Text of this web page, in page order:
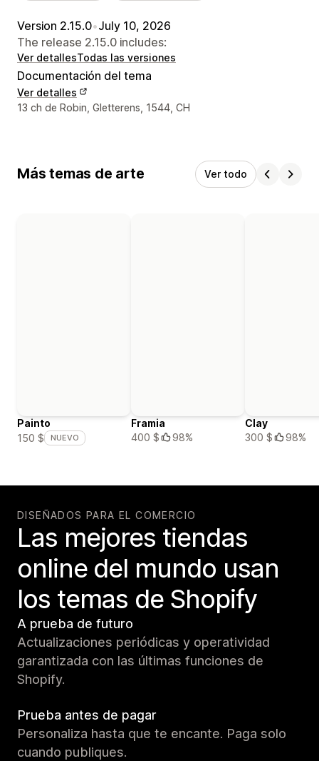
Version 2.15.0•July 10, 2026
The release 2.15.0 includes:
Ver detallesTodas las versiones
Documentación del tema
Ver detalles
Detalles de contacto del diseñador
13 ch de Robin, Gletterens, 1544, CH
Más temas de arte Ver todo
Painto
150 $
NUEVO
Framia
400 $
98%
Clay
300 $
98%
DISEÑADOS PARA EL COMERCIO
Las mejores tiendas
online del mundo usan
los temas de Shopify
A prueba de futuro
Actualizaciones periódicas y operatividad
garantizada con las últimas funciones de
Shopify.
Prueba antes de pagar
Personaliza hasta que te encante. Paga solo
cuando publiques.